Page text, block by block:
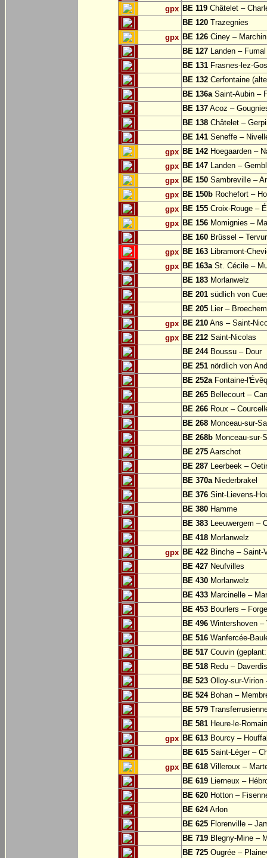
gpx BE 119 Châtelet –
BE 120 Trazegnies
gpx BE 126 Ciney – Marchin
BE 127 Landen – Fumal
BE 131 Frasnes-lez-
BE 132 Cerfontaine
BE 136aSaint-Aubin –
BE 137 Acoz –
BE 138 Châtelet –
BE 141 Seneffe –
gpx BE 142 Hoegaarden –
gpx BE 147 Landen –
gpx BE 150 Sambreville –
gpx BE 150b Rochefort –
gpx BE 155 Croix-Rouge –
gpx BE 156 Momignies –
BE 160 Brüssel –
gpx BE 163 Libramont-
gpx BE 163aSt. Cécile –
BE 183 Morlanwelz
BE 201 südlich von
BE 205 Lier – Broechem
gpx BE 210 Ans – Saint-
gpx BE 212 Saint-Nicolas
BE 244Boussu – Dour
BE 251 nördlich von
BE 252aFontaine-
BE 265 Bellecourt –
BE 266 Roux –
BE 268 Monceau-sur-
BE 268b Monceau-sur-
BE 275 Aarschot
BE 287 Leerbeek –
BE 370aNiederbrakel
BE 376 Sint-Lievens-
BE 380 Hamme
BE 383 Leeuwergem –
BE 418 Morlanwelz
gpx BE 422 Binche – Saint-
BE 427 Neufvilles
BE 430 Morlanwelz
BE 433 Marcinelle –
BE 453 Bourlers –
BE 496 Wintershoven –
BE 516 Wanfercée-
BE 517 Couvin
BE 518 Redu –
BE 523 Olloy-sur-Virion
BE 524Bohan –
BE 579
BE 581 Heure-le-
gpx BE 613 Bourcy –
BE 615 Saint-Léger –
gpx BE 618 Villeroux –
BE 619 Lierneux –
BE 620 Hotton –
BE 624Arlon
BE 625 Florenville –
BE 719 Blegny-Mine –
BE 725 Ougrée –